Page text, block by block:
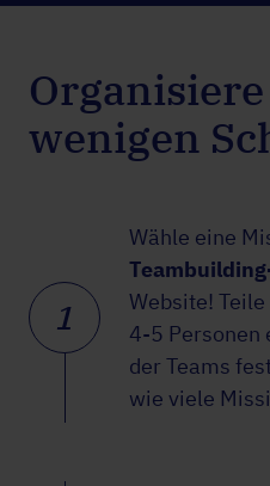
wenigen
1
Wähle eine
Website!
4-5 Personen
der Teams
wie viele